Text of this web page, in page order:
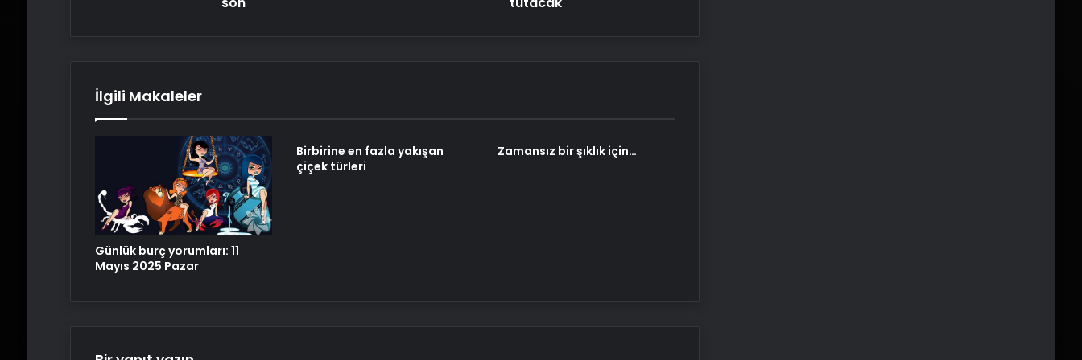
İlgili Makaleler
Günlük burç yorumları: 11
Mayıs 2025 Pazar
Birbirine en fazla yakışan
çiçek türleri
Zamansız bir şıklık için…